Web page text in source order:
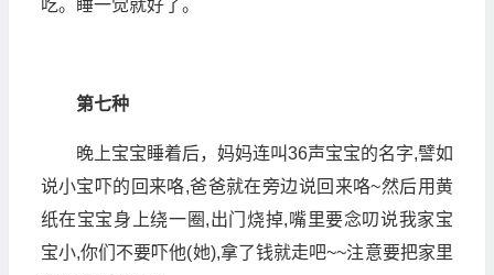
吃。睡一觉就好了。
第七种
晚上宝宝睡着后，妈妈连叫36声宝宝的名字,譬如
说小宝吓的回来咯,爸爸就在旁边说回来咯~然后用黄
纸在宝宝身上绕一圈,出门烧掉,嘴里要念叨说我家宝
宝小,你们不要吓他(她),拿了钱就走吧~~注意要把家里